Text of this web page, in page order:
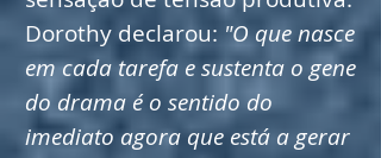
Dorothy declarou: "O que nasce
em cada tarefa e sustenta o gene
do drama é o sentido do
imediato agora que está a gerar